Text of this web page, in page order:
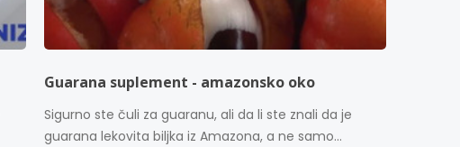
Guarana suplement - amazonsko oko
Sigurno ste čuli za guaranu, ali da li ste znali da je
guarana lekovita biljka iz Amazona, a ne samo...